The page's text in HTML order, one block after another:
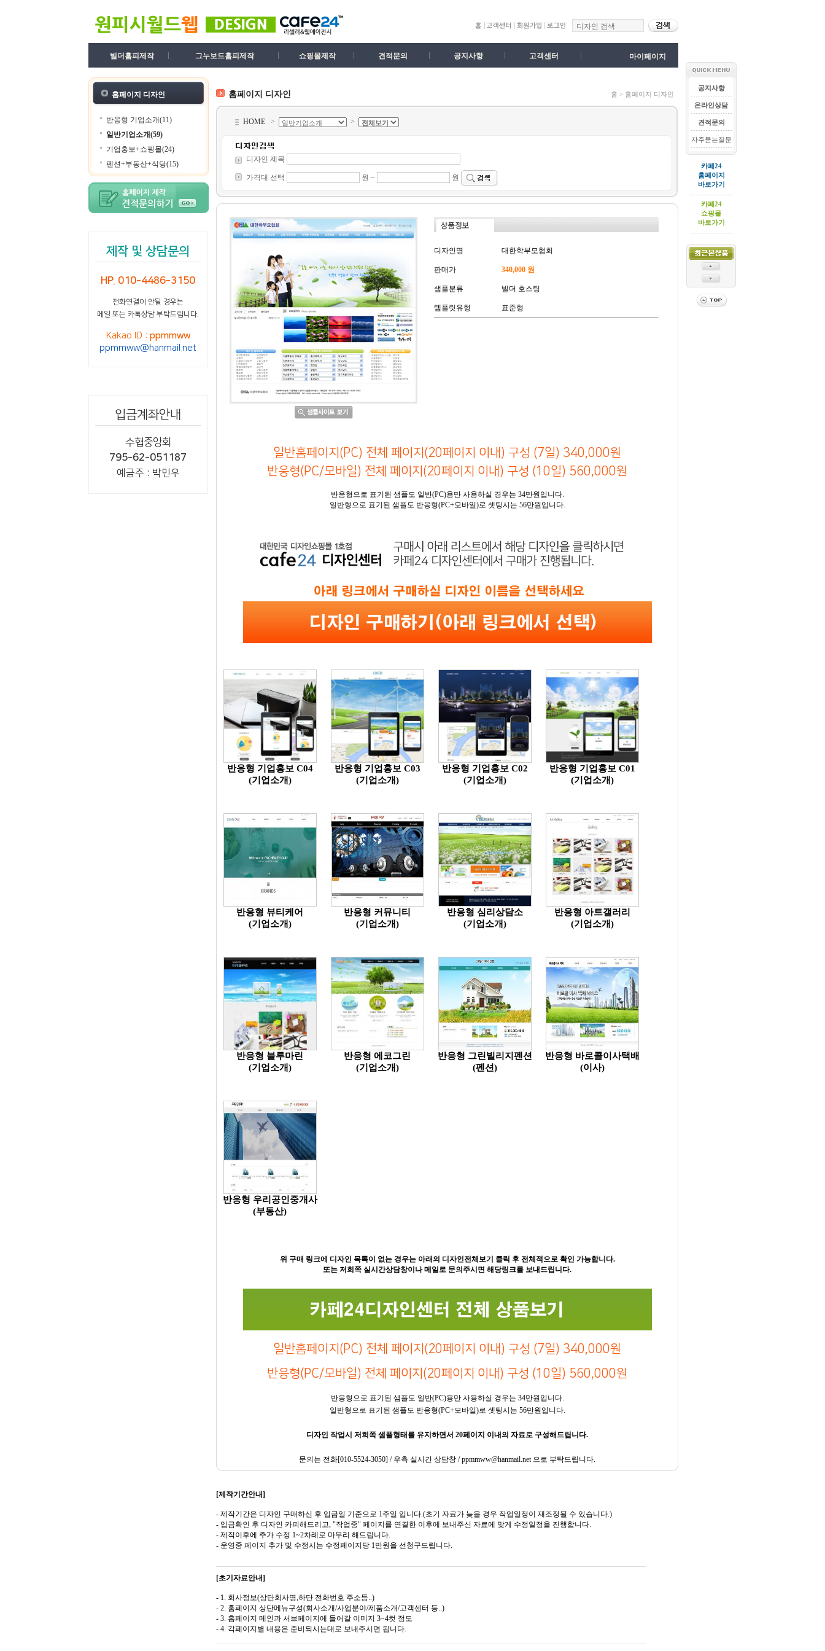
빌더홈피제작 그누보드홈피제작 쇼핑몰제작 견적문의 공지사항 고객센터 마이페이지
홈페이지 디자인
반응형 기업소개(11)
일반기업소개(59)
기업홍보+쇼핑몰(24)
펜션+부동산+식당(15)
제작 및 상담문의
HP. 010-4486-3150
전화연결이 안될 경우는
메일 또는 카톡상담 부탁드립니다.
Kakao ID : ppmmww
ppmmww@hanmail.net
입금계좌안내
수협중앙회
795-62-051187
예금주 : 박민우
홈페이지 디자인 홈 > 홈페이지 디자인
HOME > >
디자인 제목
가격대 선택 원 ~ 원
디자인명 대한학부모협회
판매가 340,000 원
샘플분류 빌더 호스팅
템플릿유형 표준형
일반홈페이지(PC) 전체 페이지(20페이지 이내) 구성 (7일) 340,000원
반응형(PC/모바일) 전체 페이지(20페이지 이내) 구성 (10일) 560,000원
반응형으로 표기된 샘플도 일반(PC)용만 사용하실 경우는 34만원입니다.
일반형으로 표기된 샘플도 반응형(PC+모바일)로 셋팅시는 56만원입니다.
반응형 기업홍보 C04
(기업소개)
반응형 기업홍보 C03
(기업소개)
반응형 기업홍보 C02
(기업소개)
반응형 기업홍보 C01
(기업소개)
반응형 뷰티케어
(기업소개)
반응형 커뮤니티
(기업소개)
반응형 심리상담소
(기업소개)
반응형 아트갤러리
(기업소개)
반응형 블루마린
(기업소개)
반응형 에코그린
(기업소개)
반응형 그린빌리지펜션
(펜션)
반응형 바로콜이사택배
(이사)
반응형 우리공인중개사
(부동산)
위 구매 링크에 디자인 목록이 없는 경우는 아래의 디자인전체보기 클릭 후 전체적으로 확인 가능합니다.
또는 저희쪽 실시간상담창이나 메일로 문의주시면 해당링크를 보내드립니다.
일반홈페이지(PC) 전체 페이지(20페이지 이내) 구성 (7일) 340,000원
반응형(PC/모바일) 전체 페이지(20페이지 이내) 구성 (10일) 560,000원
반응형으로 표기된 샘플도 일반(PC)용만 사용하실 경우는 34만원입니다.
일반형으로 표기된 샘플도 반응형(PC+모바일)로 셋팅시는 56만원입니다.
디자인 작업시 저희쪽 샘플형태를 유지하면서 20페이지 이내의 자료로 구성해드립니다.
문의는 전화[010-5524-3050] / 우측 실시간 상담창 / ppmmww@hanmail.net 으로 부탁드립니다.
[제작기간안내]
- 제작기간은 디자인 구매하신 후 입금일 기준으로 1주일 입니다.(초기 자료가 늦을 경우 작업일정이 재조정될 수 있습니다.)
- 입금확인 후 디자인 카피해드리고, "작업중" 페이지를 연결한 이후에 보내주신 자료에 맞게 수정일정을 진행합니다.
- 제작이후에 추가 수정 1~2차례로 마무리 해드립니다.
- 운영중 페이지 추가 및 수정시는 수정페이지당 1만원을 선청구드립니다.
[초기자료안내]
- 1. 회사정보(상단회사명,하단 전화번호 주소등..)
- 2. 홈페이지 상단메뉴구성(회사소개/사업분야/제품소개/고객센터 등..)
- 3. 홈페이지 메인과 서브페이지에 들어갈 이미지 3~4컷 정도
- 4. 각페이지별 내용은 준비되시는대로 보내주시면 됩니다.
공지사항
온라인상담
견적문의
자주묻는질문
카페24
홈페이지
바로가기
카페24
쇼핑몰
바로가기